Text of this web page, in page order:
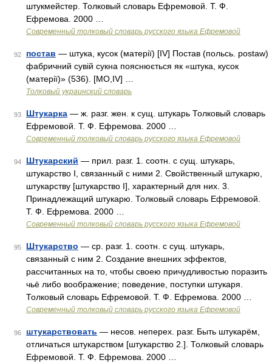
штукмейстер. Толковый словарь Ефремовой. Т. Ф.
Ефремова. 2000 …
Современный толковый словарь русского языка Ефремовой
92 постав — штука, кусок (матерії) [IV] Постав (польсь. postaw)
фабричний сувій сукна пояснюється як «штука, кусок
(матерії)» (536). [MО,IV] …
Толковый украинский словарь
93 Штукарка — ж. разг. жен. к сущ. штукарь Толковый словарь
Ефремовой. Т. Ф. Ефремова. 2000 …
Современный толковый словарь русского языка Ефремовой
94 Штукарский — прил. разг. 1. соотн. с сущ. штукарь,
штукарство I, связанный с ними 2. Свойственный штукарю,
штукарству [штукарство I], характерный для них. 3.
Принадлежащий штукарю. Толковый словарь Ефремовой.
Т. Ф. Ефремова. 2000 …
Современный толковый словарь русского языка Ефремовой
95 Штукарство — ср. разг. 1. соотн. с сущ. штукарь,
связанный с ним 2. Создание внешних эффектов,
рассчитанных на то, чтобы своею причудливостью поразить
чьё либо воображение; поведение, поступки штукаря.
Толковый словарь Ефремовой. Т. Ф. Ефремова. 2000 …
Современный толковый словарь русского языка Ефремовой
96 штукарствовать — несов. неперех. разг. Быть штукарём,
отличаться штукарством [штукарство 2.]. Толковый словарь
Ефремовой. Т. Ф. Ефремова. 2000 …